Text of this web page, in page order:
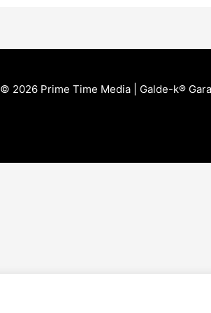
2026 Prime Time Media | Galde-k®